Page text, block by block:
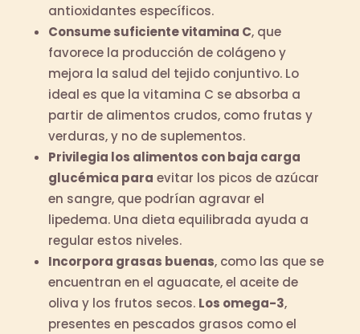
antioxidantes específicos.
Consume suficiente vitamina C, que
favorece la producción de colágeno y
mejora la salud del tejido conjuntivo. Lo
ideal es que la vitamina C se absorba a
partir de alimentos crudos, como frutas y
verduras, y no de suplementos.
Privilegia los alimentos con baja carga
glucémica para evitar los picos de azúcar
en sangre, que podrían agravar el
lipedema. Una dieta equilibrada ayuda a
regular estos niveles.
Incorpora grasas buenas, como las que se
encuentran en el aguacate, el aceite de
oliva y los frutos secos. Los omega-3,
presentes en pescados grasos como el